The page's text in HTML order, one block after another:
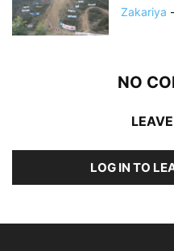
Zakariya -
NO
LOG IN TO